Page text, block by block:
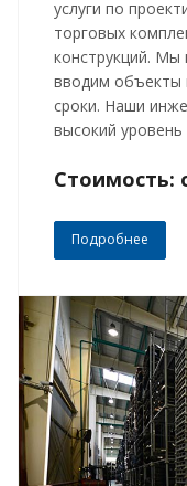
услуги по
торговых
конструкций.
вводим объекты
сроки. Наши
высокий
Стоимость:
Подробнее